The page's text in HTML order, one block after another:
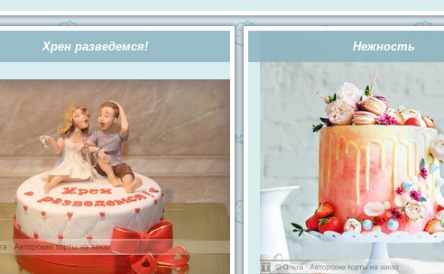
Хрен разведемся! Нежность